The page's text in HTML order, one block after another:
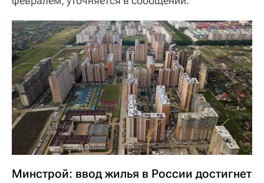
Минстрой: ввод жилья в России достигнет